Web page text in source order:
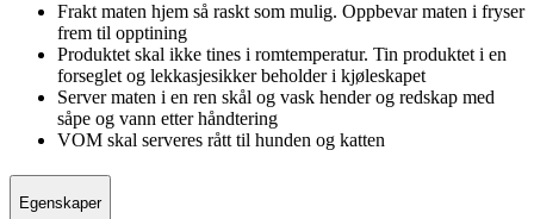
Frakt maten hjem så raskt som mulig. Oppbevar maten i fryser
frem til opptining
Produktet skal ikke tines i romtemperatur. Tin produktet i en
forseglet og lekkasjesikker beholder i kjøleskapet
Server maten i en ren skål og vask hender og redskap med
såpe og vann etter håndtering
VOM skal serveres rått til hunden og katten
Egenskaper